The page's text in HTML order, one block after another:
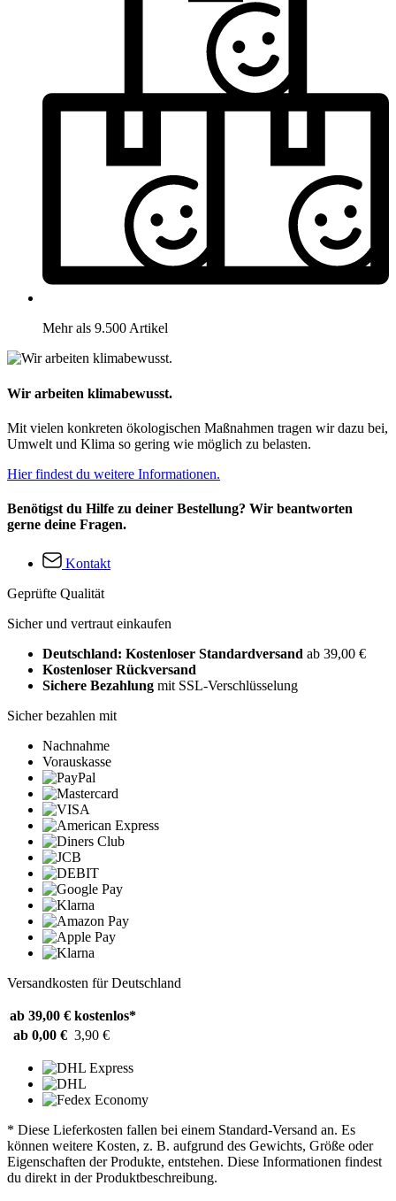
Mehr als 9.500 Artikel
Wir arbeiten klimabewusst.
Mit vielen konkreten ökologischen Maßnahmen tragen wir dazu bei,
Umwelt und Klima so gering wie möglich zu belasten.
Hier findest du weitere Informationen.
Benötigst du Hilfe zu deiner Bestellung? Wir beantworten
gerne deine Fragen.
Kontakt
Geprüfte Qualität
Sicher und vertraut einkaufen
Deutschland: Kostenloser Standardversand ab 39,00 €
Kostenloser Rückversand
Sichere Bezahlung mit SSL-Verschlüsselung
Sicher bezahlen mit
Nachnahme
Vorauskasse
Versandkosten für Deutschland
ab 39,00 € kostenlos*
ab 0,00 € 3,90 €
* Diese Lieferkosten fallen bei einem Standard-Versand an. Es
können weitere Kosten, z. B. aufgrund des Gewichts, Größe oder
Eigenschaften der Produkte, entstehen. Diese Informationen findest
du direkt in der Produktbeschreibung.